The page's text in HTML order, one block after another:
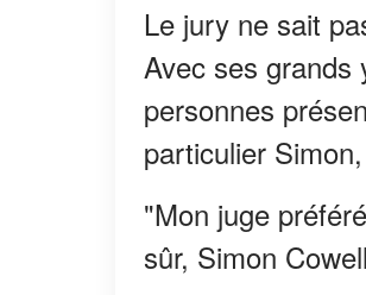
Le jury ne sait
Avec ses grands
personnes
particulier
"Mon juge
sûr, Simon